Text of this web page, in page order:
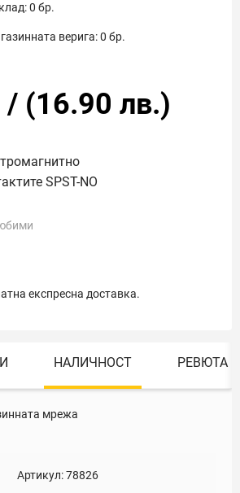
0 бр.
верига:0 бр.
/ (16.90 лв.)
SPST-NO
експресна доставка.
НАЛИЧНОСТ РЕВЮТА
мрежа
Артикул:78826